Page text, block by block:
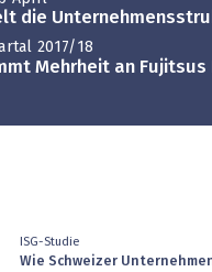
die
2017/18
Mehrheit an Fujitsus
ISG-Studie
Wie Schweizer